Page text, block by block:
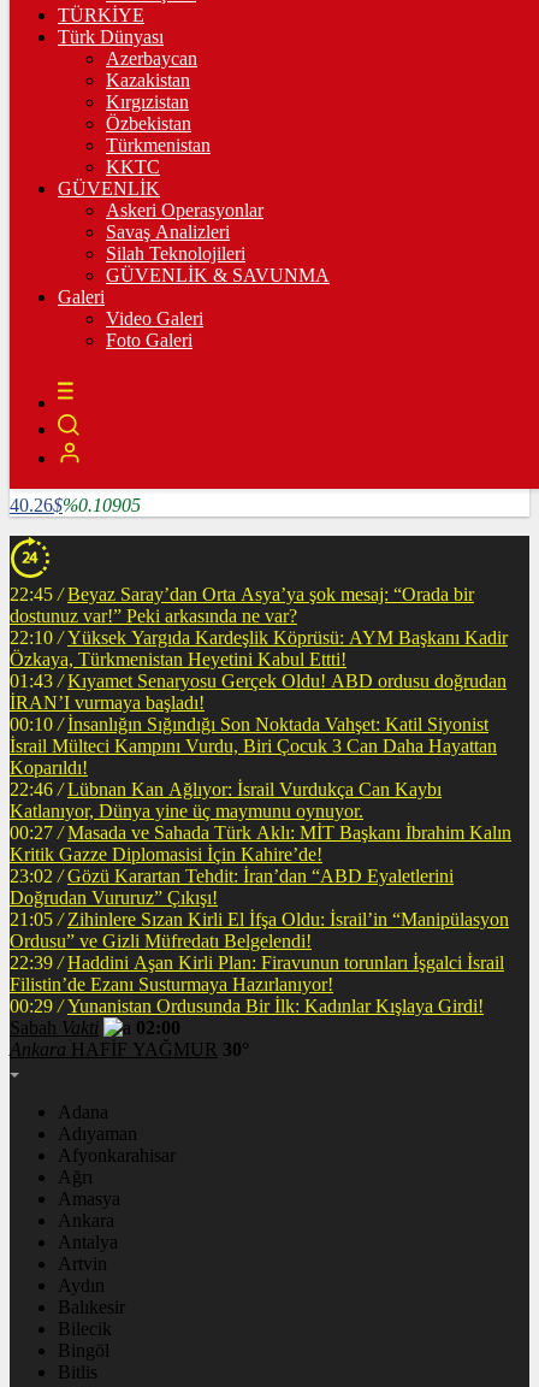
3.335,67%0,36
%-0,03
BİTCOİN
4782585฿%1.64124
LİTECOİN
%5.25507
ETHEREUM
%6.0715
RİPPLE
118.86%2.16847
TETHER
40.26$%0.10905
TÜRKİYE
Türk Dünyası
Azerbaycan
Kazakistan
Kırgızistan
Özbekistan
Türkmenistan
KKTC
GÜVENLİK
Askeri Operasyonlar
Savaş Analizleri
Silah Teknolojileri
GÜVENLİK & SAVUNMA
Galeri
Video Galeri
Foto Galeri
22:45 / Beyaz Saray’dan Orta Asya’ya şok mesaj: “Orada bir
dostunuz var!” Peki arkasında ne var?
22:10 / Yüksek Yargıda Kardeşlik Köprüsü: AYM Başkanı Kadir
Özkaya, Türkmenistan Heyetini Kabul Ettti!
01:43 / Kıyamet Senaryosu Gerçek Oldu! ABD ordusu doğrudan
İRAN’I vurmaya başladı!
00:10 / İnsanlığın Sığındığı Son Noktada Vahşet: Katil Siyonist
İsrail Mülteci Kampını Vurdu, Biri Çocuk 3 Can Daha Hayattan
Koparıldı!
22:46 / Lübnan Kan Ağlıyor: İsrail Vurdukça Can Kaybı
Katlanıyor, Dünya yine üç maymunu oynuyor.
00:27 / Masada ve Sahada Türk Aklı: MİT Başkanı İbrahim Kalın
Kritik Gazze Diplomasisi İçin Kahire’de!
23:02 / Gözü Karartan Tehdit: İran’dan “ABD Eyaletlerini
Doğrudan Vururuz” Çıkışı!
21:05 / Zihinlere Sızan Kirli El İfşa Oldu: İsrail’in “Manipülasyon
Ordusu” ve Gizli Müfredatı Belgelendi!
22:39 / Haddini Aşan Kirli Plan: Firavunun torunları İşgalci İsrail
Filistin’de Ezanı Susturmaya Hazırlanıyor!
00:29 / Yunanistan Ordusunda Bir İlk: Kadınlar Kışlaya Girdi!
Sabah Vakti
02:00
Ankara HAFİF YAĞMUR 30°
Adana
Adıyaman
Afyonkarahisar
Ağrı
Amasya
Ankara
Antalya
Artvin
Aydın
Balıkesir
Bilecik
Bingöl
Bitlis